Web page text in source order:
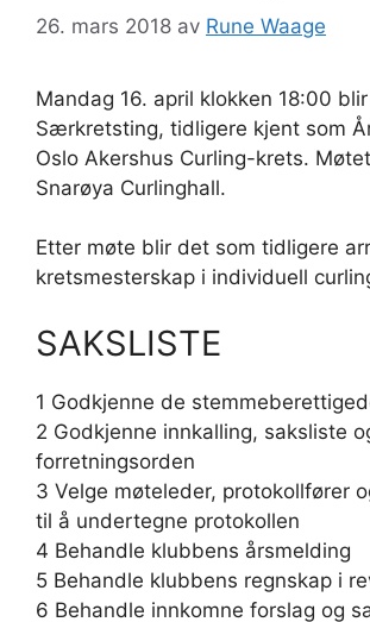
26. mars 2018 av Rune Waage
Mandag 16. april klokken 18:00
Særkretsting, tidligere kjent som
Oslo Akershus Curling-krets.
Snarøya Curlinghall.
Etter møte blir det som tidligere
kretsmesterskap i individuell
SAKSLISTE
1 Godkjenne de
2 Godkjenne innkalling, saksliste
forretningsorden
3 Velge møteleder, protokollfører
til å undertegne protokollen
4 Behandle klubbens årsmelding
5 Behandle klubbens regnskap i
6 Behandle innkomne forslag og